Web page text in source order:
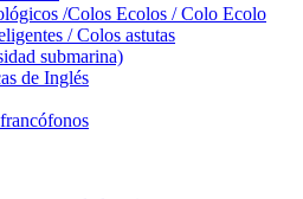
/Colos Ecolos / Colo Ecolo
/ Colos astutas
submarina)
de Inglés